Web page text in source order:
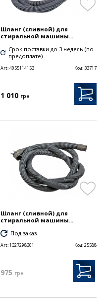
Шланг (сливной) для
стиральной машины...
Срок поставки до 3 недель (по
предоплате)
Art:4055114153 Код: 33717
1 010 грн
Шланг (сливной) для
стиральной машины...
Под заказ
Art:1327298301 Код:25588
975 грн